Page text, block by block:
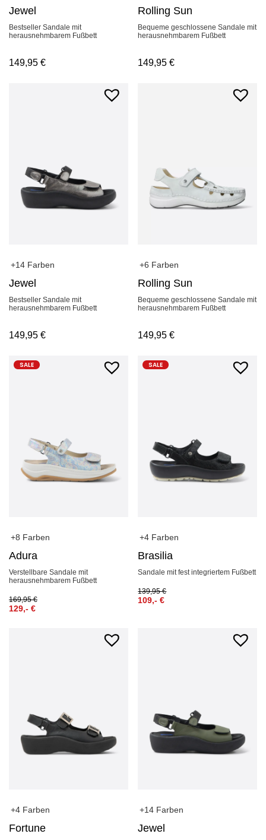
Jewel
Bestseller Sandale mit
herausnehmbarem Fußbett
149,95 €
Rolling Sun
Bequeme geschlossene Sandale mit
herausnehmbarem Fußbett
149,95€
+14 Farben
Jewel
Bestseller Sandale mit
herausnehmbarem Fußbett
149,95 €
+6 Farben
Rolling Sun
Bequeme geschlossene Sandale mit
herausnehmbarem Fußbett
149,95€
SALE
+8 Farben
Adura
Verstellbare Sandale mit
herausnehmbarem Fußbett
169,95€
129,- €
SALE
+4 Farben
Brasilia
Sandale mit fest integriertem Fußbett
139,95€
109,-€
+4 Farben
Fortune
+14 Farben
Jewel